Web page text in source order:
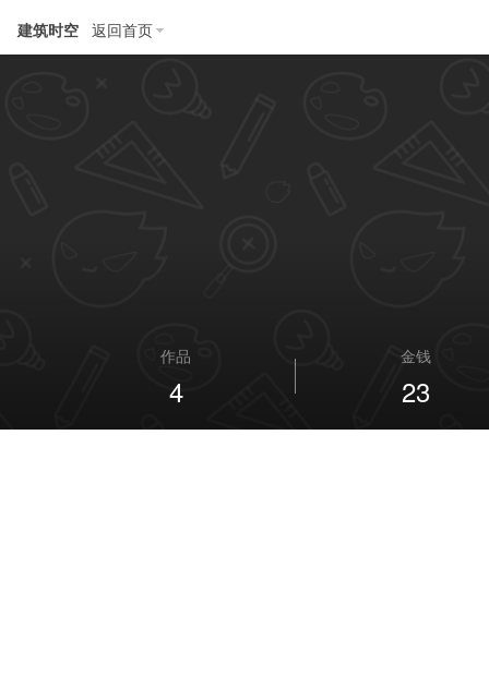
建筑时空 返回首页
作品
4
金钱
23